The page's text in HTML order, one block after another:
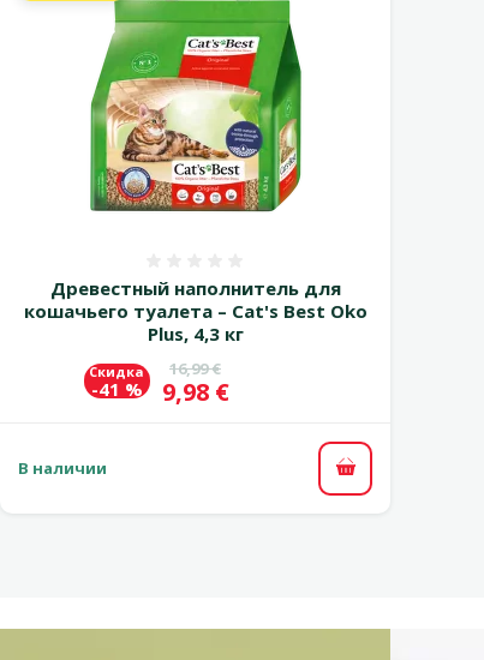
Древестный наполнитель для
кошачьего туалета – Cat's Best Oko
Plus, 4,3 кг
Исходная цена
16,99 €
Цена
9,98 €
Скидка
-41 %
В наличии В корзину